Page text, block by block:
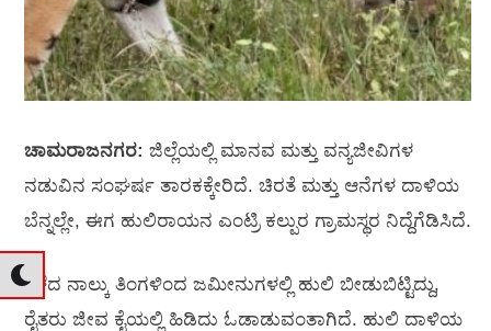
ಚಾಮರಾಜನಗರ: ಜಿಲ್ಲೆಯಲ್ಲಿ ಮಾನವ ಮತ್ತು ವನ್ಯಜೀವಿಗಳ
ನಡುವಿನ ಸಂಘರ್ಷ ತಾರಕಕ್ಕೇರಿದೆ. ಚಿರತೆ ಮತ್ತು ಆನೆಗಳ ದಾಳಿಯ
ಬೆನ್ನಲ್ಲೇ, ಈಗ ಹುಲಿರಾಯನ ಎಂಟ್ರಿ ಕಲ್ಪುರ ಗ್ರಾಮಸ್ಥರ ನಿದ್ದೆಗೆಡಿಸಿದೆ.
ಕಳೆದ ನಾಲ್ಕು ತಿಂಗಳಿಂದ ಜಮೀನುಗಳಲ್ಲಿ ಹುಲಿ ಬೀಡುಬಿಟ್ಟಿದ್ದು,
ರೈತರು ಜೀವ ಕೈಯಲ್ಲಿ ಹಿಡಿದು ಓಡಾಡುವಂತಾಗಿದೆ. ಹುಲಿ ದಾಳಿಯ